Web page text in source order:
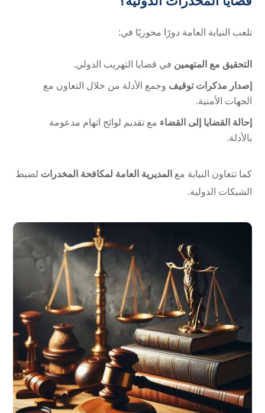
تلعب النيابة العامة دورًا محوريًا في:
التحقيق مع المتهمين في قضايا التهريب الدولي.
إصدار مذكرات توقيف وجمع الأدلة من خلال التعاون مع
الجهات الأمنية.
إحالة القضايا إلى القضاء مع تقديم لوائح اتهام مدعومة
بالأدلة.
كما تتعاون النيابة مع المديرية العامة لمكافحة المخدرات لضبط
الشبكات الدولية.